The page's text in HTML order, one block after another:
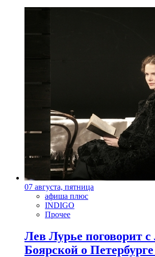
07 августа, пятница
афиша плюс
INDIGO
Прочее
Лев Лурье поговорит
Боярской о Петербурге